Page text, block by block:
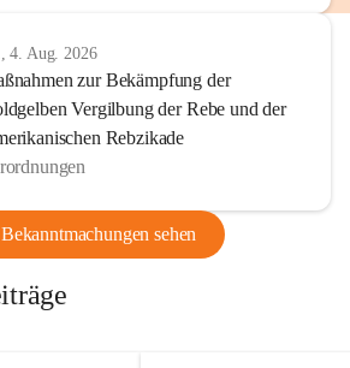
4. Aug. 2026
zur Bekämpfung der
Vergilbung der Rebe und der
Rebzikade
sehen